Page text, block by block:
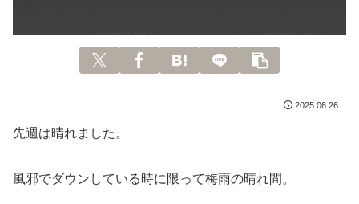
2025.06.26
先週は晴れました。
風邪でダウンしている時に限って梅雨の晴れ間。